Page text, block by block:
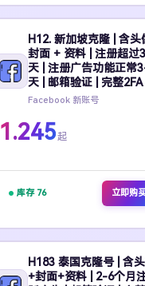
H12. 新加坡克隆 | 含头
封面 + 资料 | 注册超过
天 | 注册广告功能正常
天 | 邮箱验证 | 完整2FA
Facebook 新账号
1.245起
库存 76 立即购
H183 泰国克隆号 | 含
+封面+资料 | 2-6个月